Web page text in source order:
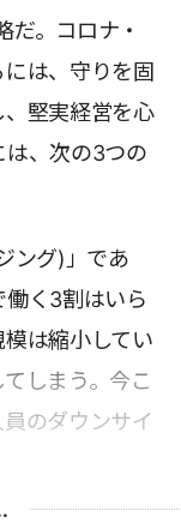
だ。コロナ・
は、守りを固
堅実経営を心
は、次の3つの
ング)」であ
く3割はいら
は縮小してい
しまう。今こ
のダウンサイ